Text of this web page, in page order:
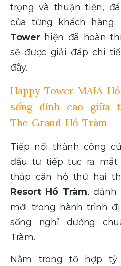
trọng và thuận tiện,
của từng khách hàng.
Tower hiện đã hoàn
sẽ được giải đáp chi
đây.
Happy Tower MAIA
sống đỉnh cao giữa
The Grand Hồ Tràm
Tiếp nối thành công
đầu tư tiếp tục ra mắt
tháp căn hộ thứ hai
Resort Hồ Tràm, đánh
mới trong hành trình
sống nghỉ dưỡng
Tràm.
Nằm trong tổ hợp tỷ